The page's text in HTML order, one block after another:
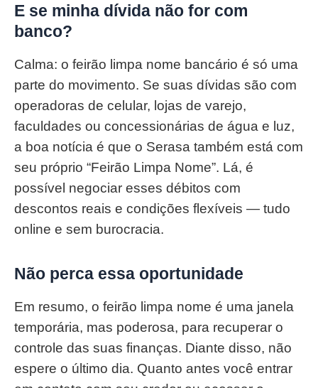
E se minha dívida não for com
banco?
Calma: o feirão limpa nome bancário é só uma
parte do movimento. Se suas dívidas são com
operadoras de celular, lojas de varejo,
faculdades ou concessionárias de água e luz,
a boa notícia é que o Serasa também está com
seu próprio “Feirão Limpa Nome”. Lá, é
possível negociar esses débitos com
descontos reais e condições flexíveis — tudo
online e sem burocracia.
Não perca essa oportunidade
Em resumo, o feirão limpa nome é uma janela
temporária, mas poderosa, para recuperar o
controle das suas finanças. Diante disso, não
espere o último dia. Quanto antes você entrar